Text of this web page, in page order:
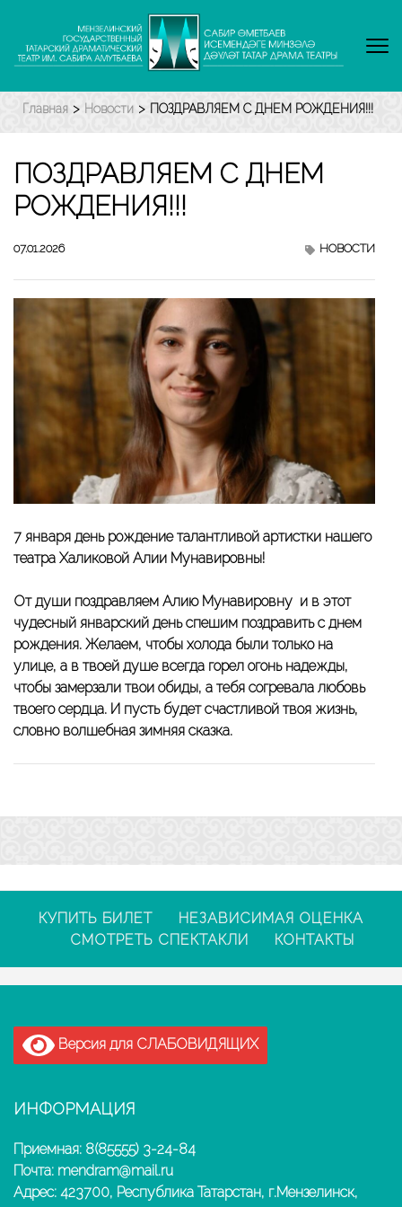
содержимому
Enter)
Главная > Новости > ПОЗДРАВЛЯЕМ С ДНЕМ РОЖДЕНИЯ!!!
ПОЗДРАВЛЯЕМ С ДНЕМ
РОЖДЕНИЯ!!!
07.01.2026 НОВОСТИ
7 января день рождение талантливой артистки нашего
театра Халиковой Алии Мунавировны!
От души поздравляем Алию Мунавировну и в этот
чудесный январский день спешим поздравить с днем
рождения. Желаем, чтобы холода были только на
улице, а в твоей душе всегда горел огонь надежды,
чтобы замерзали твои обиды, а тебя согревала любовь
твоего сердца. И пусть будет счастливой твоя жизнь,
словно волшебная зимняя сказка.
КУПИТЬ БИЛЕТ
НЕЗАВИСИМАЯ ОЦЕНКА
СМОТРЕТЬ СПЕКТАКЛИ
КОНТАКТЫ
Версия для СЛАБОВИДЯЩИХ
ИНФОРМАЦИЯ
Приемная: 8(85555) 3-24-84
Почта: mendram@mail.ru
Адрес: 423700, Республика Татарстан, г.Мензелинск,